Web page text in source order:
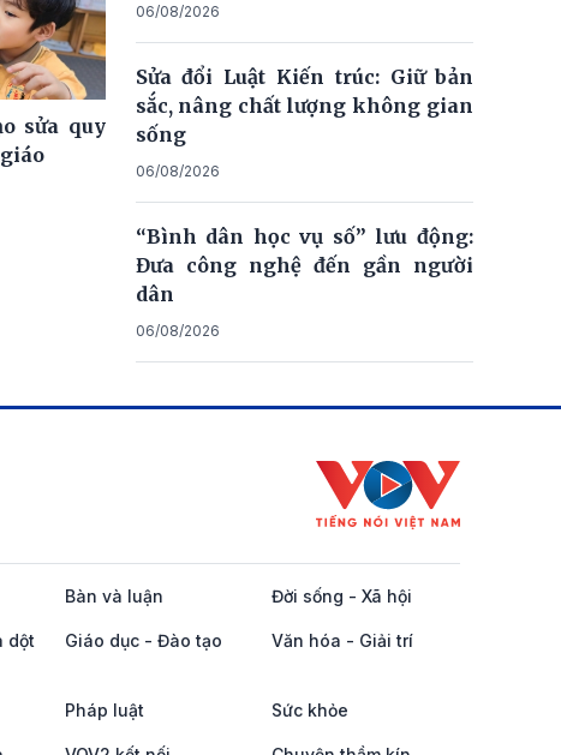
sửa quy
06/08/2026
Sửa đổi Luật Kiến trúc: Giữ bản
sắc, nâng chất lượng không gian
sống
06/08/2026
“Bình dân học vụ số” lưu động:
Đưa công nghệ đến gần người
dân
06/08/2026
Bàn và luận Đời sống - Xã hội
dột
Giáo dục - Đào tạo Văn hóa - Giải trí
Pháp luật Sức khỏe